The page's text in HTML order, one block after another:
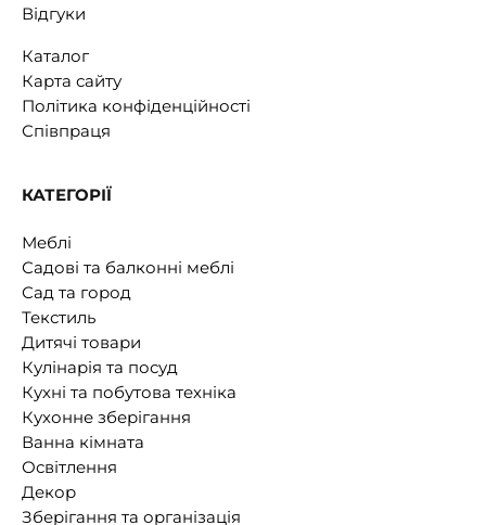
Відгуки
Каталог
Карта сайту
Політика конфіденційності
Співпраця
КАТЕГОРІЇ
Меблі
Садові та балконні меблі
Сад та город
Текстиль
Дитячі товари
Кулінарія та посуд
Кухні та побутова техніка
Кухонне зберігання
Ванна кімната
Освітлення
Декор
Зберігання та організація